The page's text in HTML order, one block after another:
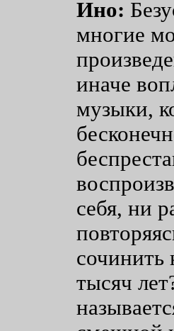
Ино:
многие
иначе
музыки,
себя, ни
сочинить
тысяч